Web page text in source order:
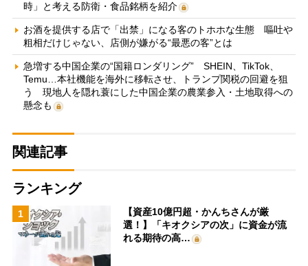
時」と考える防衛・食品銘柄を紹介
お酒を提供する店で「出禁」になる客のトホホな生態 嘔吐や
粗相だけじゃない、店側が嫌がる“最悪の客”とは
急増する中国企業の“国籍ロンダリング” SHEIN、TikTok、
Temu…本社機能を海外に移転させ、トランプ関税の回避を狙
う 現地人を隠れ蓑にした中国企業の農業参入・土地取得への
懸念も
関連記事
ランキング
1
【資産10億円超・かんちさんが厳
選！】「キオクシアの次」に資金が流
れる期待の高…